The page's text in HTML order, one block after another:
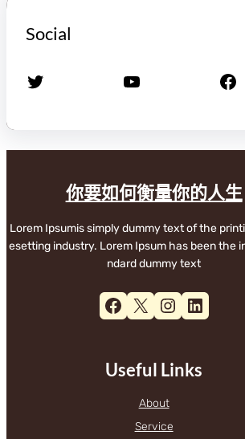
Social
X YouTube Facebook
你要如何衡量你的人生
Lorem Ipsumis simply dummy text of the
esetting industry. Lorem Ipsum has been the
ndard dummy text
Facebook X Instagram LinkedIn
Useful Links
About
Service